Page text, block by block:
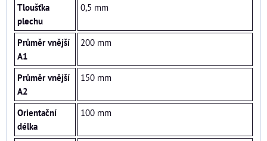
Tloušťka
plechu
0,5 mm
Průměr vnější
A1
200 mm
Průměr vnější
A2
150 mm
Orientační
délka
100 mm